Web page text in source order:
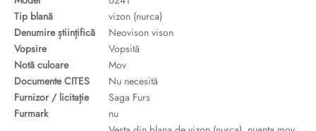
Tip blană
vizon (nurca)
Denumire științifică
Neovison vison
Vopsire
Vopsită
Notă culoare
Mov
Documente CITES
Nu necesită
Furnizor / licitație
Saga Furs
Furmark
nu